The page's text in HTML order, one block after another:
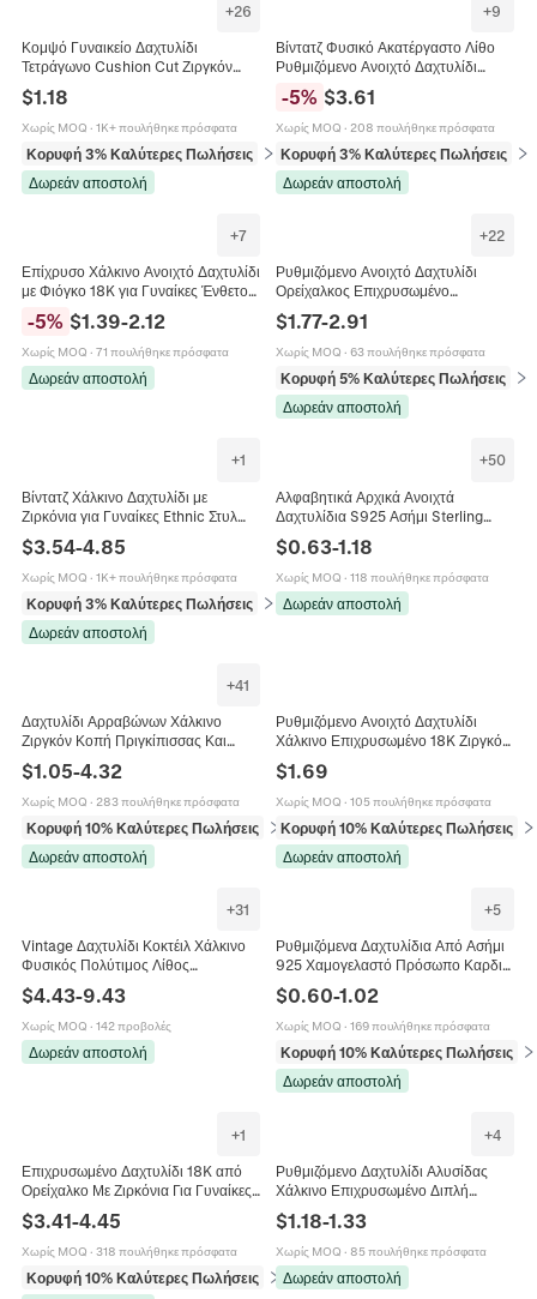
+26
Κομψό Γυναικείο Δαχτυλίδι
Τετράγωνο Cushion Cut Ζιργκόν
Κοσμήματα Αρραβώνων
$1.18
Χωρίς MOQ · 1K+ πουλήθηκε πρόσφατα
Κορυφή 3% Καλύτερες Πωλήσεις
σε Δαχτυλίδια
Δωρεάν αποστολή
+9
Βίντατζ Φυσικό Ακατέργαστο Λίθο
Ρυθμιζόμενο Ανοιχτό Δαχτυλίδι
Χαλαζίας Αμέθυστος Γυναικεία
Ανδρικά Κοσμήματα
-5% $3.61
Χωρίς MOQ · 208 πουλήθηκε πρόσφατα
Κορυφή 3% Καλύτερες Πωλήσεις
σε
Δωρεάν αποστολή
+7
Επίχρυσο Χάλκινο Ανοιχτό Δαχτυλίδι
με Φιόγκο 18K για Γυναίκες Ένθετο
με Στρας Ρυθμιζόμενο Λαμπερό
Κόμπο Πεταλούδας Μόδα
Κοσμήματα Δακτύλου
-5% $1.39-2.12
Χωρίς MOQ · 71 πουλήθηκε πρόσφατα
Δωρεάν αποστολή
+22
Ρυθμιζόμενο Ανοιχτό Δαχτυλίδι
Ορείχαλκος Επιχρυσωμένο
Μικροένθετο Ζιργκόν Στρας Τεχνητό
Μαργαριτάρι Γεωμετρικά Κοσμήματα
$1.77-2.91
Χωρίς MOQ · 63 πουλήθηκε πρόσφατα
Κορυφή 5% Καλύτερες Πωλήσεις
σε
Δωρεάν αποστολή
+1
Βίντατζ Χάλκινο Δαχτυλίδι με
Ζιρκόνια για Γυναίκες Ethnic Στυλ
Γεωμετρικό Δαχτυλίδι Αλυσίδα
$3.54-4.85
Χωρίς MOQ · 1K+ πουλήθηκε πρόσφατα
Κορυφή 3% Καλύτερες Πωλήσεις
σε Δαχτυλίδια
Δωρεάν αποστολή
+50
Αλφαβητικά Αρχικά Ανοιχτά
Δαχτυλίδια S925 Ασήμι Sterling
Ρυθμιζόμενο Όνομα Κοσμήματα
Γυναικεία
$0.63-1.18
Χωρίς MOQ · 118 πουλήθηκε πρόσφατα
Δωρεάν αποστολή
+41
Δαχτυλίδι Αρραβώνων Χάλκινο
Ζιργκόν Κοπή Πριγκίπισσας Και
Στριφτό Δαχτυλίδι Κοσμήματα Για
Γυναίκες Κομψό Αξεσουάρ Γάμου
$1.05-4.32
Χωρίς MOQ · 283 πουλήθηκε πρόσφατα
Κορυφή 10% Καλύτερες Πωλήσεις
σε Δαχτυλίδια
Δωρεάν αποστολή
Ρυθμιζόμενο Ανοιχτό Δαχτυλίδι
Χάλκινο Επιχρυσωμένο 18K Ζιργκόν
Λουλούδι Τριφύλλι Κομψό Κόσμημα
Για Γυναίκες
$1.69
Χωρίς MOQ · 105 πουλήθηκε πρόσφατα
Κορυφή 10% Καλύτερες Πωλήσεις
Δωρεάν αποστολή
+31
Vintage Δαχτυλίδι Κοκτέιλ Χάλκινο
Φυσικός Πολύτιμος Λίθος
Αμέθυστος Ρυθμιζόμενο Μποέμ Για
Γυναίκες
$4.43-9.43
Χωρίς MOQ · 142 προβολές
Δωρεάν αποστολή
+5
Ρυθμιζόμενα Δαχτυλίδια Από Ασήμι
925 Χαμογελαστό Πρόσωπο Καρδιά
Φιόγκος Ζιργκόν Μινιμαλιστικά
Κοσμήματα Για Γυναίκες
$0.60-1.02
Χωρίς MOQ · 169 πουλήθηκε πρόσφατα
Κορυφή 10% Καλύτερες Πωλήσεις
Δωρεάν αποστολή
+1
Επιχρυσωμένο Δαχτυλίδι 18K από
Ορείχαλκο Με Ζιρκόνια Για Γυναίκες
Γεωμετρικό Κόσμημα Αξεσουάρ
$3.41-4.45
Χωρίς MOQ · 318 πουλήθηκε πρόσφατα
Κορυφή 10% Καλύτερες Πωλήσεις
σε Δαχτυλίδια
+4
Ρυθμιζόμενο Δαχτυλίδι Αλυσίδας
Χάλκινο Επιχρυσωμένο Διπλή
$1.18-1.33
Χωρίς MOQ · 85 πουλήθηκε πρόσφατα
Δωρεάν αποστολή